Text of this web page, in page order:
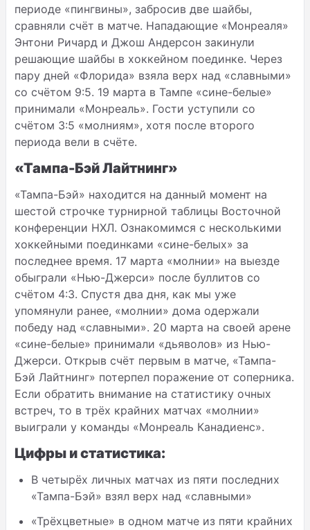
периоде «пингвины», забросив две шайбы,
сравняли счёт в матче. Нападающие «Монреаля»
Энтони Ричард и Джош Андерсон закинули
решающие шайбы в хоккейном поединке. Через
пару дней «Флорида» взяла верх над «славными»
со счётом 9:5. 19 марта в Тампе «сине-белые»
принимали «Монреаль». Гости уступили со
счётом 3:5 «молниям», хотя после второго
периода вели в счёте.
«Тампа-Бэй Лайтнинг»
«Тампа-Бэй» находится на данный момент на
шестой строчке турнирной таблицы Восточной
конференции НХЛ. Ознакомимся с несколькими
хоккейными поединками «сине-белых» за
последнее время. 17 марта «молнии» на выезде
обыграли «Нью-Джерси» после буллитов со
счётом 4:3. Спустя два дня, как мы уже
упомянули ранее, «молнии» дома одержали
победу над «славными». 20 марта на своей арене
«сине-белые» принимали «дьяволов» из Нью-
Джерси. Открыв счёт первым в матче, «Тампа-
Бэй Лайтнинг» потерпел поражение от соперника.
Если обратить внимание на статистику очных
встреч, то в трёх крайних матчах «молнии»
выиграли у команды «Монреаль Канадиенс».
Цифры и статистика:
В четырёх личных матчах из пяти последних
«Тампа-Бэй» взял верх над «славными»
«Трёхцветные» в одном матче из пяти крайних